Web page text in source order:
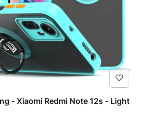
- Xiaomi Redmi Note 12s - Light